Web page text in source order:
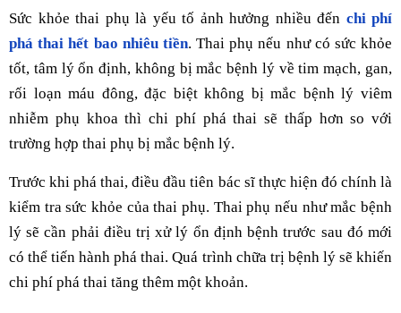
Sức khỏe thai phụ là yếu tố ảnh hưởng nhiều đến chi phí
phá thai hết bao nhiêu tiền. Thai phụ nếu như có sức khỏe
tốt, tâm lý ổn định, không bị mắc bệnh lý về tim mạch, gan,
rối loạn máu đông, đặc biệt không bị mắc bệnh lý viêm
nhiễm phụ khoa thì chi phí phá thai sẽ thấp hơn so với
trường hợp thai phụ bị mắc bệnh lý.
Trước khi phá thai, điều đầu tiên bác sĩ thực hiện đó chính là
kiểm tra sức khỏe của thai phụ. Thai phụ nếu như mắc bệnh
lý sẽ cần phải điều trị xử lý ổn định bệnh trước sau đó mới
có thể tiến hành phá thai. Quá trình chữa trị bệnh lý sẽ khiến
chi phí phá thai tăng thêm một khoản.